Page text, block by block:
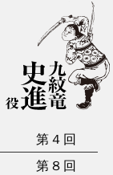
第４回
第８回